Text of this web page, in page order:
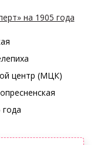
на 1905 года
центр (МЦК)